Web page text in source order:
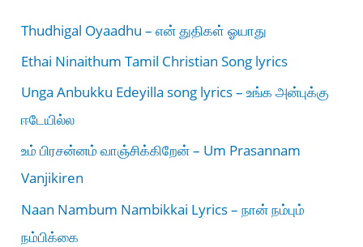
Thudhigal Oyaadhu – என் துதிகள் ஓயாது
Ethai Ninaithum Tamil Christian Song lyrics
Unga Anbukku Edeyilla song lyrics – உங்க அன்புக்கு
ஈடேயில்ல
உம் பிரசன்னம் வாஞ்சிக்கிறேன் – Um Prasannam
Vanjikiren
Naan Nambum Nambikkai Lyrics – நான் நம்பும்
நம்பிக்கை